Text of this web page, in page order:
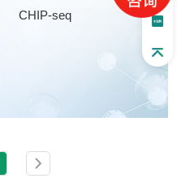
CHIP-seq